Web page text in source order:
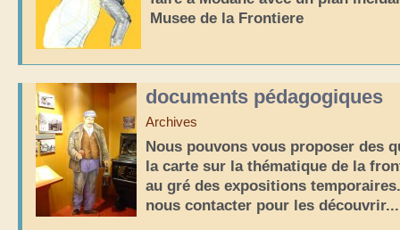
Musee de la Frontiere
documents pédagogiques
Archives
Nous pouvons vous proposer des
la carte sur la thématique de la
au gré des expositions
nous contacter pour les découvrir...